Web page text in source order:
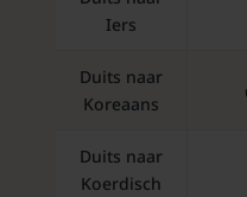
Iers
Duits naar
Koreaans
Duits naar
Koerdisch